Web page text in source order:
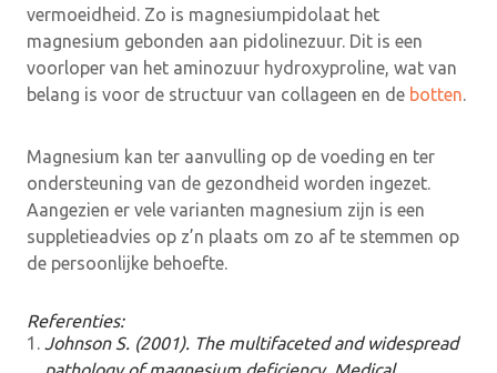
vermoeidheid. Zo is magnesiumpidolaat het
magnesium gebonden aan pidolinezuur. Dit is een
voorloper van het aminozuur hydroxyproline, wat van
belang is voor de structuur van collageen en de botten.
Magnesium kan ter aanvulling op de voeding en ter
ondersteuning van de gezondheid worden ingezet.
Aangezien er vele varianten magnesium zijn is een
suppletieadvies op z’n plaats om zo af te stemmen op
de persoonlijke behoefte.
Referenties:
Johnson S. (2001). The multifaceted and widespread